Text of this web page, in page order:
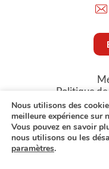
Politique
©
Nous utilisons des
meilleure expérience sur
Vous pouvez en savoir
nous utilisons ou les
paramètres.